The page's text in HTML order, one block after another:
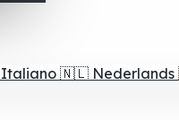
Italiano 🇳🇱 Nederlands